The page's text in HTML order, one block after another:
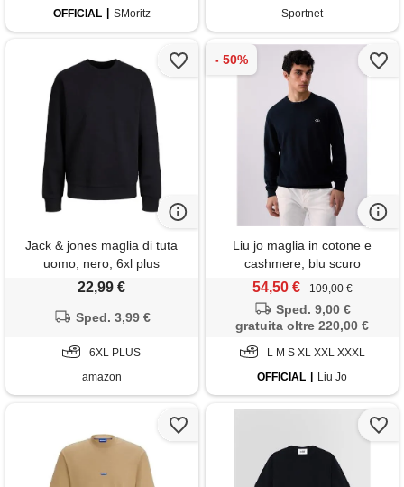
OFFICIAL
SMoritz
Sportnet
Jack & jones maglia di tuta
uomo, nero, 6xl plus
22,99 €
Sped. 3,99 €
6XL PLUS
amazon
Liu jo maglia in cotone e
cashmere, blu scuro
54,50 € 109,00 €
Sped. 9,00 €
gratuita oltre 220,00 €
L M S XL XXL XXXL
OFFICIAL
Liu Jo